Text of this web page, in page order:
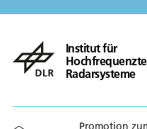
Institut für
Radarsysteme
Promotion